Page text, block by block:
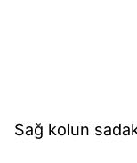
Sağ kolun